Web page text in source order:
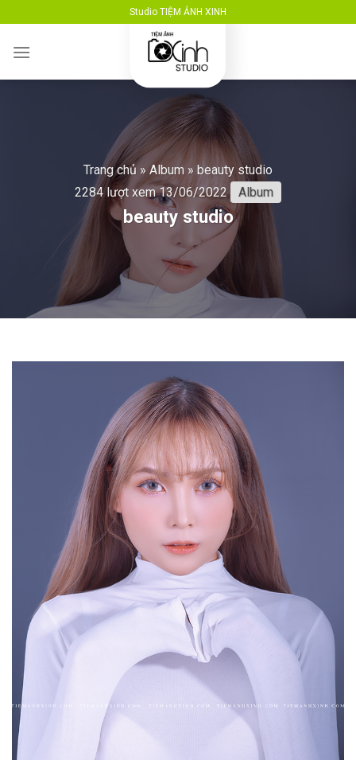
to
content
Studio TIỆM ẢNH XINH
Trang chủ »Album » beauty studio
2284 lượt xem13/06/2022 Album
beauty studio